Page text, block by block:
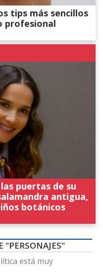
tips más sencillos
profesional
puertas de su
antigua,
botánicos
"PERSONAJES"
está muy